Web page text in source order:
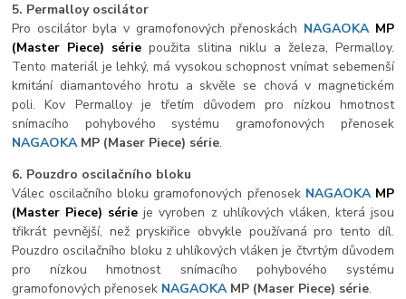
5. Permalloy oscilátor
Pro oscilátor byla v gramofonových přenoskách NAGAOKA MP
(Master Piece) sériepoužita slitina niklu a železa, Permalloy.
Tento materiál je lehký, má vysokou schopnost vnímat sebemenší
kmitání diamantového hrotu a skvěle se chová v magnetickém
poli. Kov Permalloy je třetím důvodem pro nízkou hmotnost
snímacího pohybového systému gramofonových přenosek
NAGAOKA MP (Maser Piece) série.
6. Pouzdro oscilačního bloku
Válec oscilačního bloku gramofonových přenosek NAGAOKA MP
(Master Piece) série je vyroben z uhlíkových vláken, která jsou
třikrát pevnější, než pryskiřice obvykle používaná pro tento díl.
Pouzdro oscilačního bloku z uhlíkových vláken je čtvrtým důvodem
pro nízkou hmotnost snímacího pohybového systému
gramofonových přenosek NAGAOKA MP (Maser Piece) série.